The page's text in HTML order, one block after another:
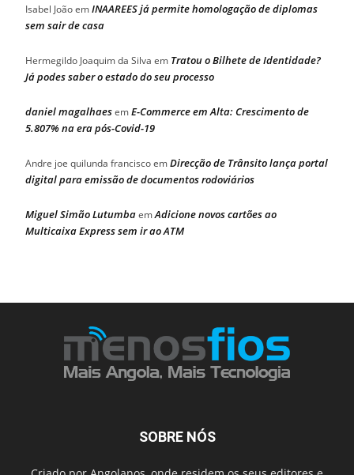
Isabel JoãoemINAAREES já permite homologação de diplomas
sem sair de casa
Hermegildo Joaquim da Silva em Tratou o Bilhete de Identidade?
Já podes saber o estado do seu processo
daniel magalhaesemE-Commerce em Alta: Crescimento de
5.807% na era pós-Covid-19
Andre joe quilunda franciscoemDirecção de Trânsito lança portal
digital para emissão de documentos rodoviários
Miguel Simão LutumbaemAdicione novos cartões ao
Multicaixa Express sem ir ao ATM
SOBRE NÓS